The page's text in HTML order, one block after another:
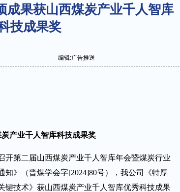
成果获山西煤炭产业千人智库
技成果奖
编辑:广告推送
产业千人智库科技成果奖
开第二届山西煤炭产业千人智库年会暨煤炭行业
知》（晋煤学会字[2024]80号），我公司《特厚
键技术》获山西煤炭产业千人智库优秀科技成果